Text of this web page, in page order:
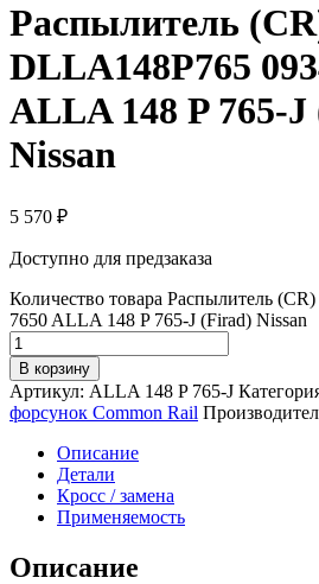
Распылитель
DLLA148P765
ALLA 148 P 765-
Nissan
5 570 ₽
Доступно для предзаказа
Количество товара Распылитель
7650 ALLA 148 P 765-J (Firad) Nissan
В корзину
Артикул: ALLA 148 P 765-J
форсунок Common Rail
Описание
Детали
Кросс / замена
Применяемость
Описание